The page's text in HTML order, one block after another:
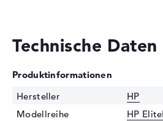
Technische Daten
Produktinformationen
Hersteller
HP
Modellreihe
HP